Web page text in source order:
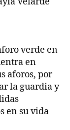
verde en
en
aforos, por
la guardia y
en su vida